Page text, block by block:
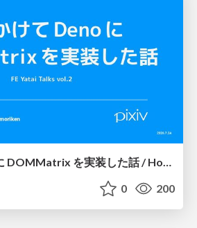
2年かけて Deno に DOMMatrix を実装した話 / How I implemented DOMMatrix in Deno over two years
0 200